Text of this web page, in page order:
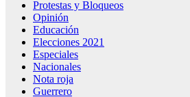
Protestas y Bloqueos
Opinión
Educación
Elecciones 2021
Especiales
Nacionales
Nota roja
Guerrero